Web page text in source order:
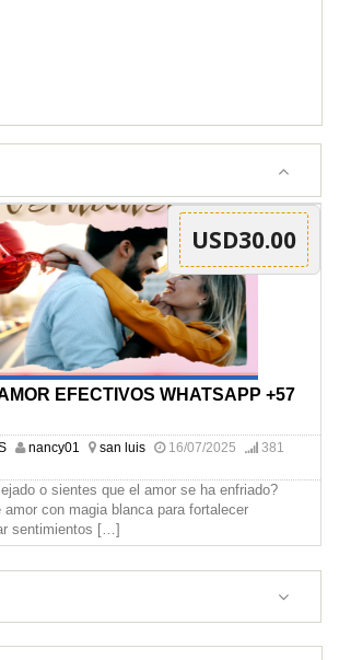
USD30.00
EFECTIVOS WHATSAPP +57
nancy01 san luis 16/07/2025
381
o sientes que el amor se ha enfriado?
amor con magia blanca para fortalecer
sentimientos […]